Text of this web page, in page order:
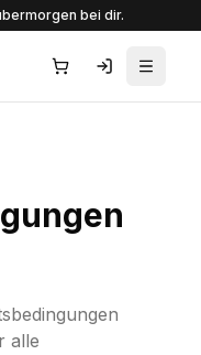
bei dir.
Menü
alle